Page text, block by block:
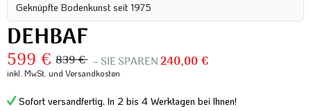
Geknüpfte Bodenkunst seit 1975
DEHBAF
599 € 839 € – SIE SPAREN240,00 €
inkl. MwSt. und Versandkosten
Sofort versandfertig, In 2 bis 4 Werktagen bei Ihnen!